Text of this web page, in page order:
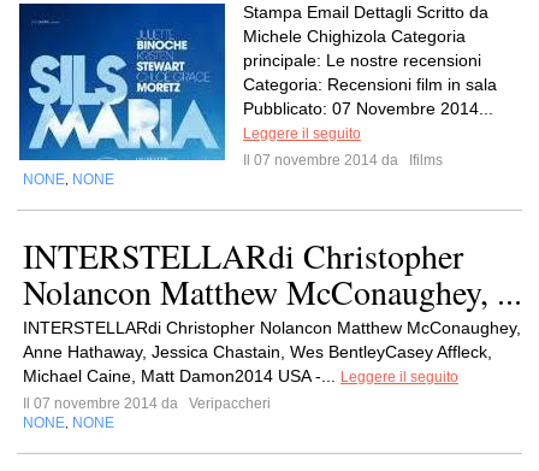
Stampa Email Dettagli Scritto da
Michele Chighizola Categoria
principale: Le nostre recensioni
Categoria: Recensioni film in sala
Pubblicato: 07 Novembre 2014...
Leggere il seguito
Il 07 novembre 2014 da
Ifilms
NONE NONE
INTERSTELLARdi Christopher
Nolancon Matthew McConaughey, ...
INTERSTELLARdi Christopher Nolancon Matthew McConaughey,
Anne Hathaway, Jessica Chastain, Wes BentleyCasey Affleck,
Michael Caine, Matt Damon2014 USA -...
Leggere il seguito
Il 07 novembre 2014 da
Veripaccheri
NONE NONE